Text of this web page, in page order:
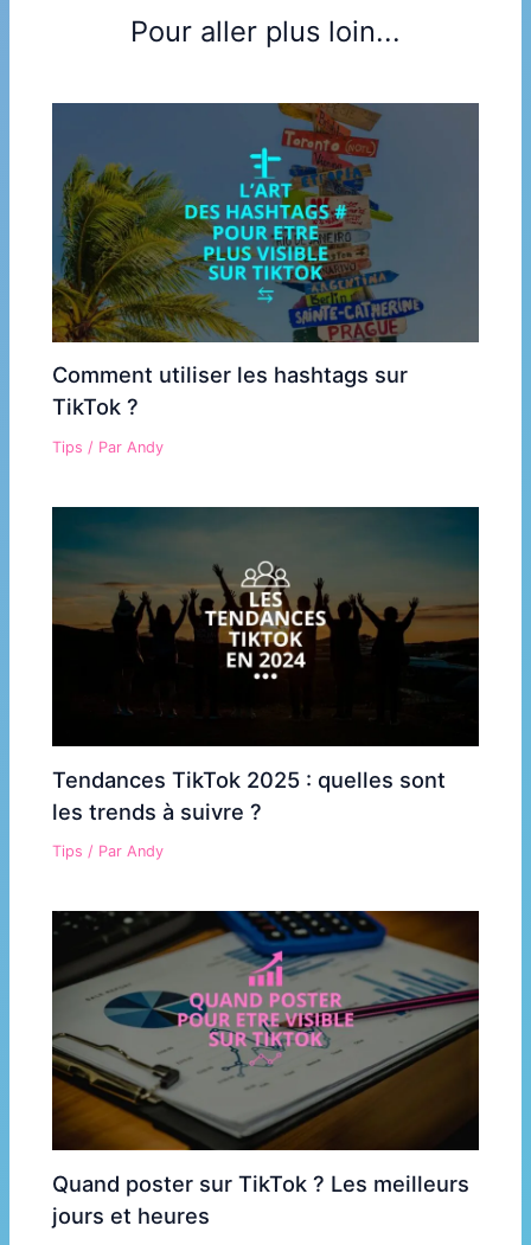
Pour aller plus loin...
Comment utiliser les hashtags sur
TikTok ?
Tips / ParAndy
Tendances TikTok 2025 : quelles sont
les trends à suivre ?
Tips / ParAndy
Quand poster sur TikTok ? Les meilleurs
jours et heures